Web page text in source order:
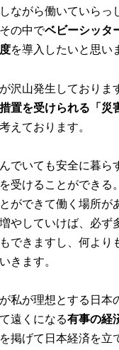
ながら働いていらっ
の中でベビーシッタ
を導入したいと思い
沢山発生しておりま
置を受けられる「災
えております。
でいても安全に暮ら
受けることができる
ができて働く場所が
やしていけば、必ず
できますし、何より
きます。
私が理想とする日本
遠くになる有事の経
を掲げて日本経済を立